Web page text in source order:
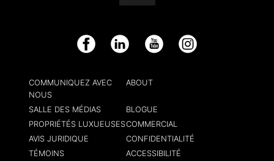
Facebook LinkedIn YouTube Instagram
COMMUNIQUEZ AVEC
NOUS
ABOUT
SALLE DES MÉDIAS
BLOGUE
PROPRIÉTÉS LUXUEUSESCOMMERCIAL
AVIS JURIDIQUE
CONFIDENTIALITÉ
TÉMOINS
ACCESSIBILITÉ